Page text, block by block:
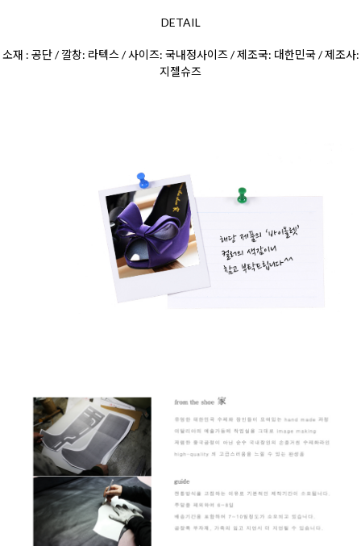
DETAIL
소재 : 공단 / 깔창: 라텍스 / 사이즈: 국내정사이즈 / 제조국: 대한민국 / 제조사:
지젤슈즈